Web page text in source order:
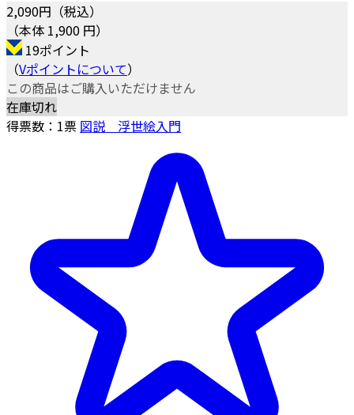
2,090円（税込）
（本体 1,900 円）
19ポイント
（Vポイントについて）
この商品はご購入いただけません
在庫切れ
得票数： 1票 図説 浮世絵入門